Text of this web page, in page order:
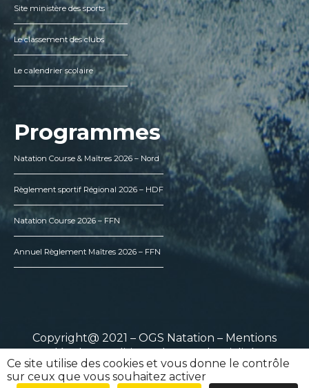
Site ministère des sports
Le classement des clubs
Le calendrier scolaire
Programmes
Natation Course & Maîtres 2026 – Nord
Règlement sportif Régional 2026 – HDF
Natation Course 2026 – FFN
Annuel Règlement Maîtres 2026 – FFN
Copyright@ 2021 – OGS Natation – Mentions
légales–Politique de confidentialité
Ce site utilise des cookies et vous donne le contrôle
sur ceux que vous souhaitez activer